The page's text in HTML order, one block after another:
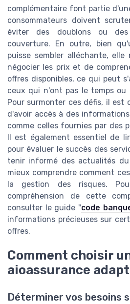
complémentaire font partie
consommateurs doivent
éviter des doublons ou
couverture. En outre, bien
puisse sembler alléchante,
négocier les prix et de
offres disponibles, ce qui peut
ceux qui n'ont pas le temps ou
Pour surmonter ces défis, il est
d'avoir accès à des
comme celles fournies par des
Il est également essentiel de
pour évaluer le succès des
tenir informé des actualités
mieux comprendre comment
la gestion des risques.
compréhension de cette
consulter le guide "code
informations précieuses sur
offres.
Comment choisir
aioassurance
Déterminer vos besoins